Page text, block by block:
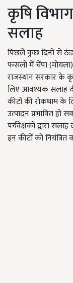
कृषि
सलाह
पिछले कुछ दिनों से
फसलों में चेंपा
राजस्थान सरकार के
लिए आवश्यक सलाह
कीटों की रोकथाम के
उत्पादन प्रभावित
पर्यवेक्षकों द्वारा
इन कीटों को नियंत्रित